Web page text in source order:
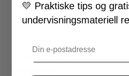
SKOLESTART
HALLOWEEN
💛 Praktiske tips og
undervisningsmateriell